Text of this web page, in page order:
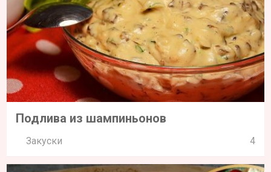
Подлива из шампиньонов
Закуски 4